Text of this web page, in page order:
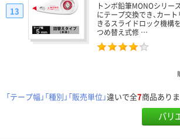
トンボ鉛筆MONOシリー
にテープ交換でき、カー
きるスライドロック機構
つめ替え式修 …
13
「テープ幅」「種別」「販売単位」違いで全7商品あり
バリ